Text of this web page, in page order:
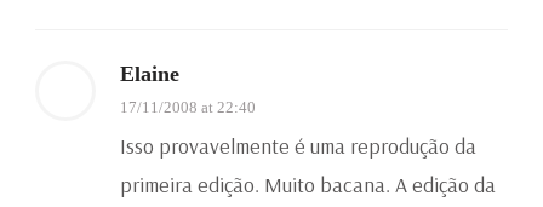
Elaine
17/11/2008 at 22:40
Isso provavelmente é uma reprodução da
primeira edição. Muito bacana. A edição da